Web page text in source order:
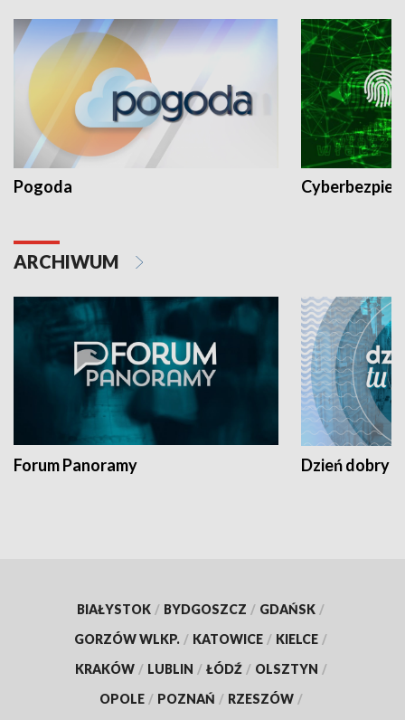
Pogoda
ARCHIWUM
Forum Panoramy Dzień dobry
BIAŁYSTOK / BYDGOSZCZ / GDAŃSK /
GORZÓW WLKP. / KATOWICE / KIELCE /
KRAKÓW / LUBLIN / ŁÓDŹ / OLSZTYN /
OPOLE / POZNAŃ / RZESZÓW /